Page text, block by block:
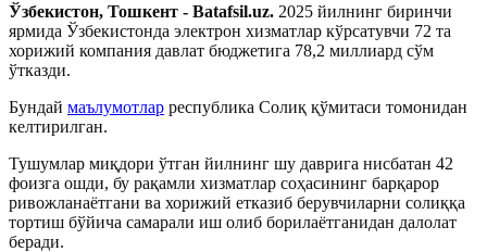
Ўзбекистон, Тошкент - Batafsil.uz. 2025 йилнинг биринчи
ярмида Ўзбекистонда электрон хизматлар кўрсатувчи 72 та
хорижий компания давлат бюджетига 78,2 миллиард сўм
ўтказди.
Бундай маълумотлар республика Солиқ қўмитаси томонидан
келтирилган.
Тушумлар миқдори ўтган йилнинг шу даврига нисбатан 42
фоизга ошди, бу рақамли хизматлар соҳасининг барқарор
ривожланаётгани ва хорижий етказиб берувчиларни солиққа
тортиш бўйича самарали иш олиб борилаётганидан далолат
беради.